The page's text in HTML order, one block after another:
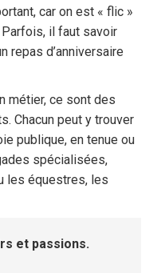
car on est « flic »
il faut savoir
repas d’anniversaire
métier, ce sont des
Chacun peut y trouver
publique, en tenue ou
spécialisées,
les équestres, les
et passions.